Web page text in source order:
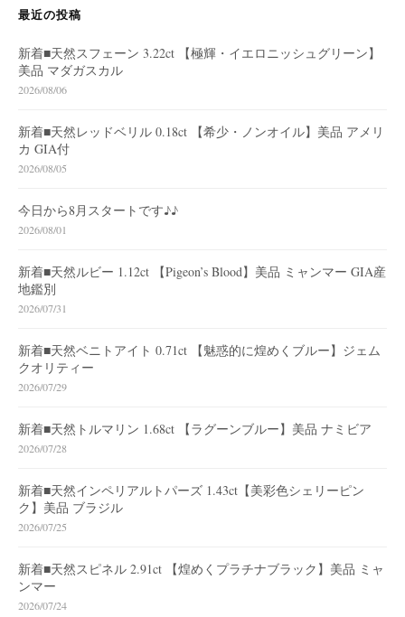
最近の投稿
新着■天然スフェーン 3.22ct 【極輝・イエロニッシュグリーン】
美品 マダガスカル
2026/08/06
新着■天然レッドベリル 0.18ct 【希少・ノンオイル】美品 アメリ
カ GIA付
2026/08/05
今日から8月スタートです♪♪
2026/08/01
新着■天然ルビー 1.12ct 【Pigeon’s Blood】美品 ミャンマー GIA産
地鑑別
2026/07/31
新着■天然ベニトアイト 0.71ct 【魅惑的に煌めくブルー】ジェム
クオリティー
2026/07/29
新着■天然トルマリン 1.68ct 【ラグーンブルー】美品 ナミビア
2026/07/28
新着■天然インペリアルトパーズ 1.43ct【美彩色シェリーピン
ク】美品 ブラジル
2026/07/25
新着■天然スピネル 2.91ct 【煌めくプラチナブラック】美品 ミャ
ンマー
2026/07/24